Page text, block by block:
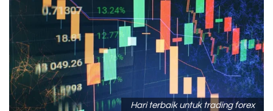
Hari terbaik untuk trading forex